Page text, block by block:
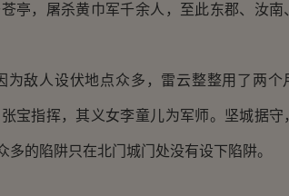
，屠杀黄巾军千余人，至此东郡、汝南
敌人设伏地点众多，雷云整整用了两个
宝指挥，其义女李童儿为军师。坚城据守
的陷阱只在北门城门处没有设下陷阱。